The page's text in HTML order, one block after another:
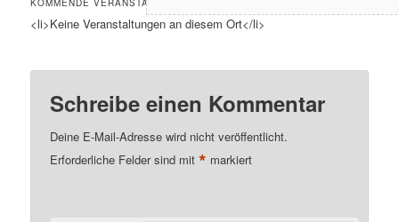
<li>Keine Veranstaltungen an diesem Ort</li>
Schreibe einen Kommentar
Deine E-Mail-Adresse wird nicht veröffentlicht.
Erforderliche Felder sind mit* markiert